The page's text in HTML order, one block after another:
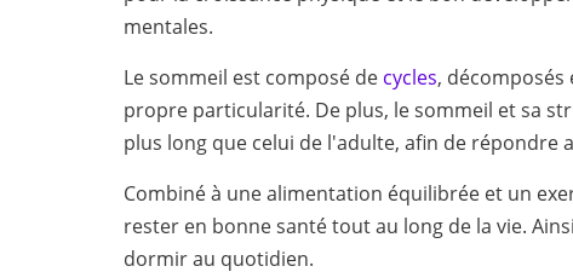
mentales.
Le sommeil est composé de cycles,
propre particularité. De plus, le sommeil et sa
plus long que celui de l'adulte, afin de répondre
Combiné à une alimentation équilibrée et un
rester en bonne santé tout au long de la vie.
dormir au quotidien.